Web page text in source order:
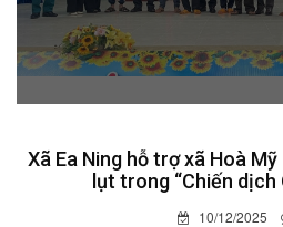
Xã Ea Ning hỗ trợ xã Hoà
lụt trong “Chiến dịch
10/12/2025